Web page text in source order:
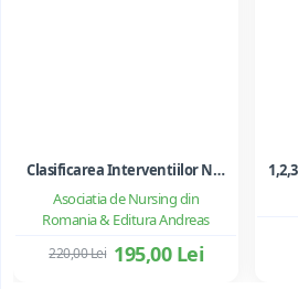
Asociatia de Nursing din
Romania & Editura Andreas
Clasificarea Interventiilor Nursing (NIC)
195,00 Lei
220,00 Lei